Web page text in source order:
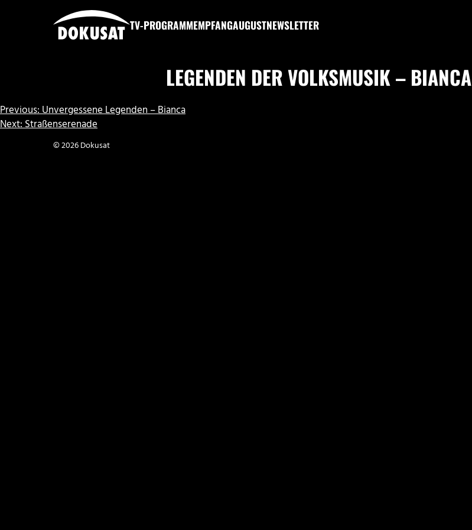
TV-PROGRAMMEMPFANGAUGUSTNEWSLETTER
LEGENDEN DER VOLKSMUSIK – BIANCA
BEITRAGSNAVIGATION
Previous:Unvergessene Legenden – Bianca
Next:Straßenserenade
© 2026 Dokusat